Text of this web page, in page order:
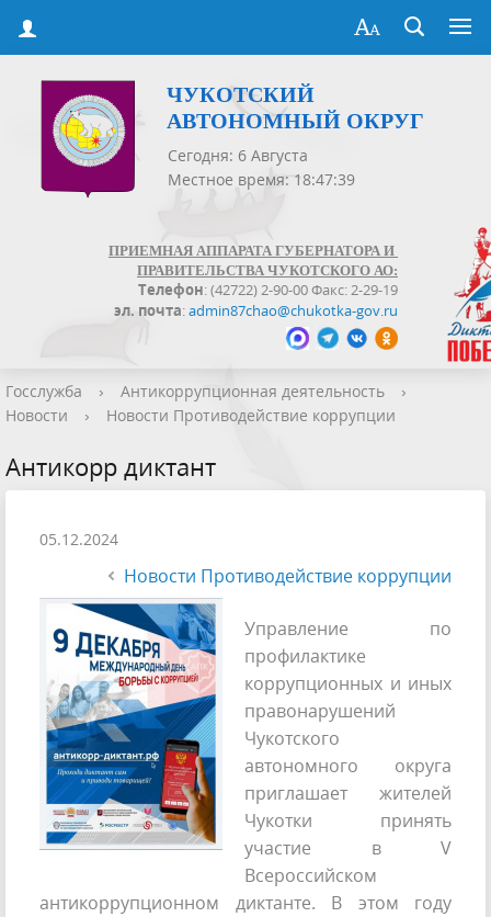
ЧУКОТСКИЙ
АВТОНОМНЫЙ ОКРУГ
Сегодня: 6 Августа
Местное время: 18:47:39
ПРИЕМНАЯ АППАРАТА ГУБЕРНАТОРА И
ПРАВИТЕЛЬСТВА ЧУКОТСКОГО АО:
Телефон: (42722) 2-90-00 Факс: 2-29-19
эл. почта:admin87chao@chukotka-gov.ru
Госслужба › Антикоррупционная деятельность
›
Новости
› Новости Противодействие коррупции
Антикорр диктант
05.12.2024
Новости Противодействие коррупции
Управление по
профилактике
коррупционных и иных
правонарушений
Чукотского
автономного округа
приглашает жителей
Чукотки принять
участие в V
Всероссийском
антикоррупционном диктанте. В этом году